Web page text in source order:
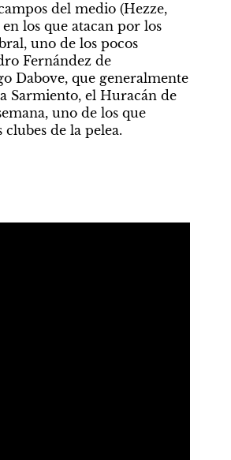
del medio (Hezze,
los que atacan por los
uno de los pocos
Fernández de
Dabove, que generalmente
Sarmiento, el Huracán de
uno de los que
de la pelea.